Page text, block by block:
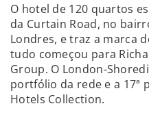
O hotel de 120 quartos
da Curtain Road, no
Londres, e traz a marca
tudo começou para
Group. O London-
portfólio da rede e a 17ª
Hotels Collection.